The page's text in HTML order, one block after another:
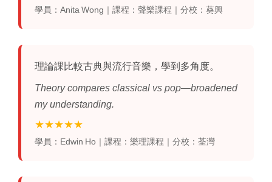
學員：Anita Wong｜課程：聲樂課程｜分校：葵興
理論課比較古典與流行音樂，學到多角度。
Theory compares classical vs pop—broadened
my understanding.
★★★★★
學員：Edwin Ho｜課程：樂理課程｜分校：荃灣